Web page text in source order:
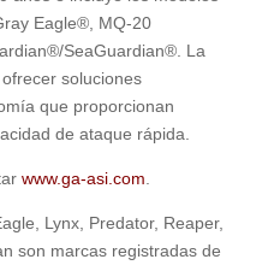
Eagle®, MQ-20
SeaGuardian®. La
soluciones
que proporcionan
de ataque rápida.
www.ga-asi.com
Lynx, Predator, Reaper,
son marcas registradas de